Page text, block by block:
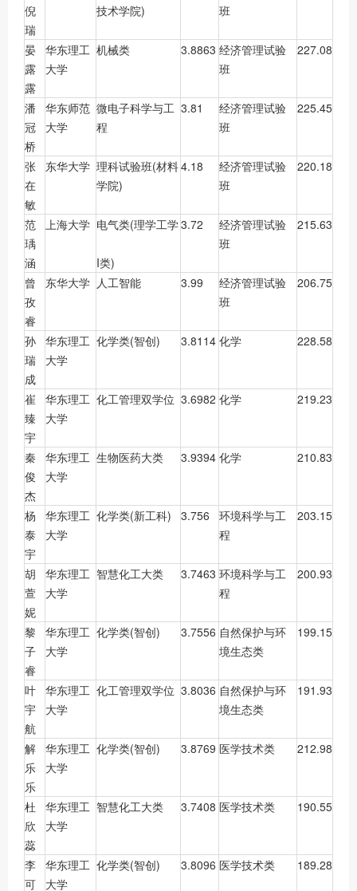
倪
瑞
技术学院)
班
晏
露
露
华东理工
大学
机械类 3.8863 经济管理试验
班
227.08
潘
冠
桥
华东师范
大学
微电子科学与工
程
3.81
经济管理试验
班
225.45
张
在
敏
东华大学 理科试验班(材料
学院)
4.18
经济管理试验
班
220.18
范
瑀
涵
上海大学 电气类(理学工学
I类)
3.72
经济管理试验
班
215.63
曾
孜
睿
东华大学 人工智能 3.99
经济管理试验
班
206.75
孙
瑞
成
华东理工
大学
化学类(智创) 3.8114 化学 228.58
崔
臻
宇
华东理工
大学
化工管理双学位 3.6982 化学 219.23
秦
俊
杰
华东理工
大学
生物医药大类 3.9394 化学 210.83
杨
泰
宇
华东理工
大学
化学类(新工科) 3.756
环境科学与工
程
203.15
胡
萱
妮
华东理工
大学
智慧化工大类 3.7463 环境科学与工
程
200.93
黎
子
睿
华东理工
大学
化学类(智创) 3.7556 自然保护与环
境生态类
199.15
叶
宇
航
华东理工
大学
化工管理双学位 3.8036 自然保护与环
境生态类
191.93
解
乐
乐
华东理工
大学
化学类(智创) 3.8769 医学技术类 212.98
杜
欣
蕊
华东理工
大学
智慧化工大类 3.7408 医学技术类 190.55
李
可
华东理工
大学
化学类(智创) 3.8096 医学技术类 189.28